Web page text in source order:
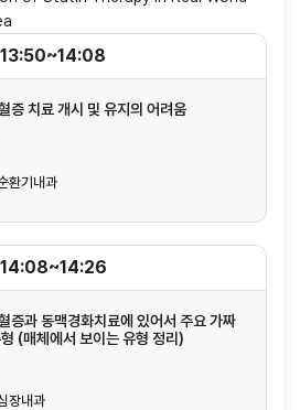
증 치료 개시 및 유지의 어려움
환기내과
13:50~14:08
증과 동맥경화치료에 있어서 주요 가짜
(매체에서 보이는 유형 정리)
장내과
14:08~14:26